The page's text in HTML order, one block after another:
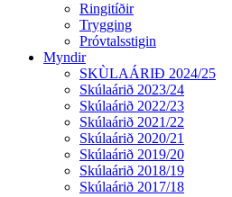
Ringitíðir
Trygging
Próvtalsstigin
Myndir
SKÙLAÁRIÐ 2024/25
Skúlaárið 2023/24
Skúlaárið 2022/23
Skúlaárið 2021/22
Skúlaárið 2020/21
Skúlaárið 2019/20
Skúlaárið 2018/19
Skúlaárið 2017/18